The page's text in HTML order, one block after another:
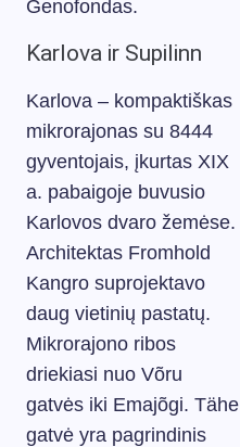
Genofondas.
Karlova ir Supilinn
Karlova – kompaktiškas
mikrorajonas su 8444
gyventojais, įkurtas XIX
a. pabaigoje buvusio
Karlovos dvaro žemėse.
Architektas Fromhold
Kangro suprojektavo
daug vietinių pastatų.
Mikrorajono ribos
driekiasi nuo Võru
gatvės iki Emajõgi. Tähe
gatvė yra pagrindinis